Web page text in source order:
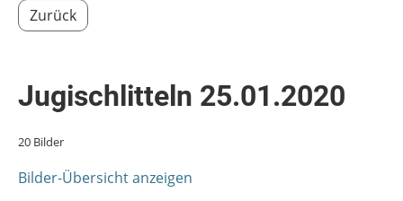
Zurück
Jugischlitteln 25.01.2020
20 Bilder
Bilder-Übersicht anzeigen